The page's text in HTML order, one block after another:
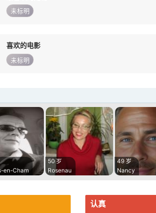
未标明
喜欢的电影
未标明
en-Cham
50 岁
Rosenau
49 岁
Nancy
认真